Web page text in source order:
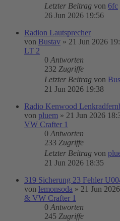
Letzter Beitrag von 6fc
26 Jun 2026 19:56
Radion Lautsprecher
von Bustav » 21 Jun 2026
LT 2
0 Antworten
232 Zugriffe
Letzter Beitrag von
21 Jun 2026 19:38
Radio Kenwood
von pluem » 21 Jun 2026
VW Crafter 1
0 Antworten
233 Zugriffe
Letzter Beitrag von
21 Jun 2026 18:35
319 Sicherung 23 Fehler
von lemonsoda » 21 Jun
& VW Crafter 1
0 Antworten
245 Zugriffe